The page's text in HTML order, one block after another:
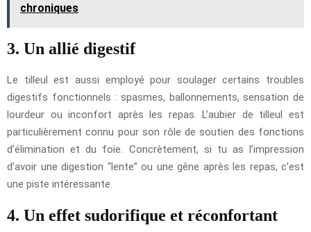
chroniques
3. Un allié digestif
Le tilleul est aussi employé pour soulager certains troubles
digestifs fonctionnels : spasmes, ballonnements, sensation de
lourdeur ou inconfort après les repas. L’aubier de tilleul est
particulièrement connu pour son rôle de soutien des fonctions
d’élimination et du foie. Concrètement, si tu as l’impression
d’avoir une digestion “lente” ou une gêne après les repas, c’est
une piste intéressante.
4. Un effet sudorifique et réconfortant